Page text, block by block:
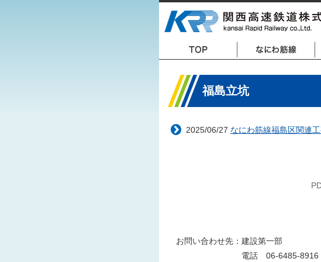
福島立坑
2025/06/27 なにわ筋線福島区関連
お問い合わせ先：建設第一部
電話 06-6485-8916